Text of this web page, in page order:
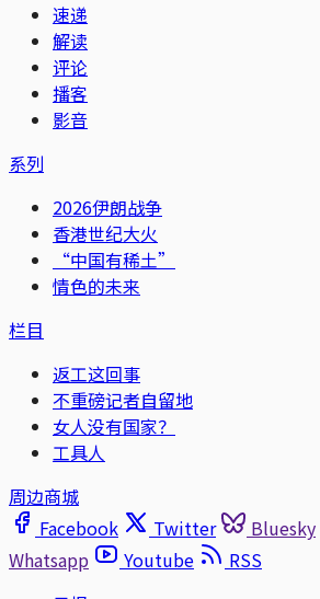
速递
解读
评论
播客
影音
系列
2026伊朗战争
香港世纪大火
“中国有稀土”
情色的未来
栏目
返工这回事
不重磅记者自留地
女人没有国家？
工具人
周边商城
Facebook
Twitter Bluesky
Whatsapp
Youtube
RSS